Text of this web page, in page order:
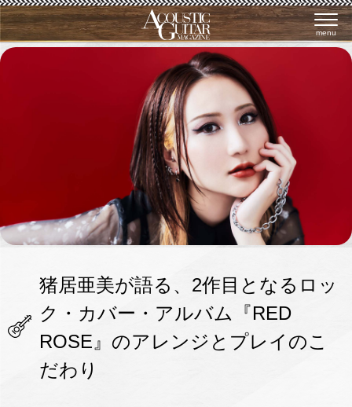
menu
猪居亜美が語る、2作目となるロッ
ク・カバー・アルバム『RED
ROSE』のアレンジとプレイのこ
だわり